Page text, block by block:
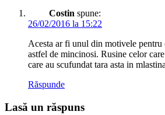
Costin spune:
26/02/2016 la 15:22
Acesta ar fi unul din motivele pentru
astfel de mincinosi. Rusine celor
care au scufundat tara asta in
Răspunde
Lasă un răspuns